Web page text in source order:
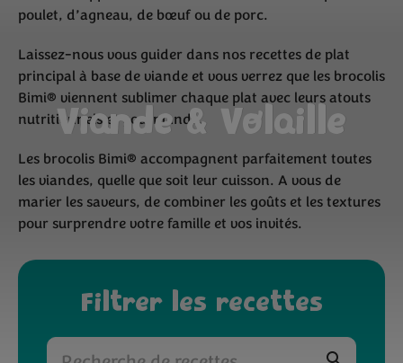
Viande & Volaille
poulet, d’agneau, de bœuf ou de porc.
Laissez-nous vous guider dans nos recettes de plat
principal à base de viande et vous verrez que les brocolis
Bimi® viennent sublimer chaque plat avec leurs atouts
nutritionnels et gourmands.
Les brocolis Bimi® accompagnent parfaitement toutes
les viandes, quelle que soit leur cuisson. A vous de
marier les saveurs, de combiner les goûts et les textures
pour surprendre votre famille et vos invités.
Filtrer les recettes